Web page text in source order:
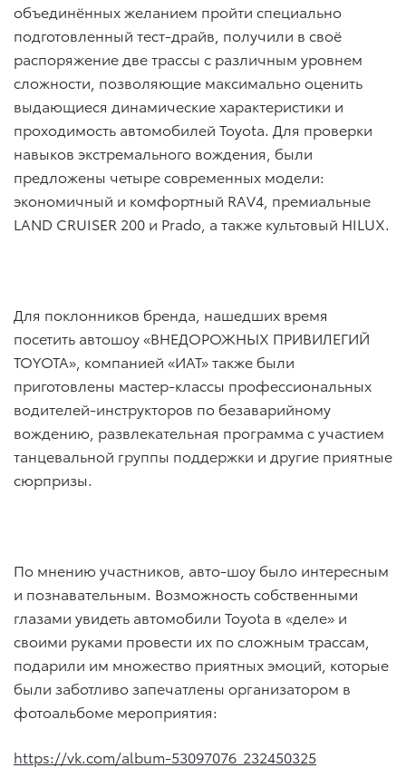
объединённых желанием пройти специально
подготовленный тест-драйв, получили в своё
распоряжение две трассы с различным уровнем
сложности, позволяющие максимально оценить
выдающиеся динамические характеристики и
проходимость автомобилей Toyota. Для проверки
навыков экстремального вождения, были
предложены четыре современных модели:
экономичный и комфортный RAV4, премиальные
LAND CRUISER 200 и Prado, а также культовый HILUX.
Для поклонников бренда, нашедших время
посетить автошоу «ВНЕДОРОЖНЫХ ПРИВИЛЕГИЙ
TOYOTA», компанией «ИАТ» также были
приготовлены мастер-классы профессиональных
водителей-инструкторов по безаварийному
вождению, развлекательная программа с участием
танцевальной группы поддержки и другие приятные
сюрпризы.
По мнению участников, авто-шоу было интересным
и познавательным. Возможность собственными
глазами увидеть автомобили Toyota в «деле» и
своими руками провести их по сложным трассам,
подарили им множество приятных эмоций, которые
были заботливо запечатлены организатором в
фотоальбоме мероприятия:
https://vk.com/album-53097076_232450325